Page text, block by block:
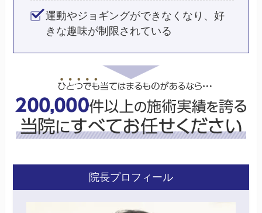
運動やジョギングができなくなり、好
きな趣味が制限されている
院長プロフィール